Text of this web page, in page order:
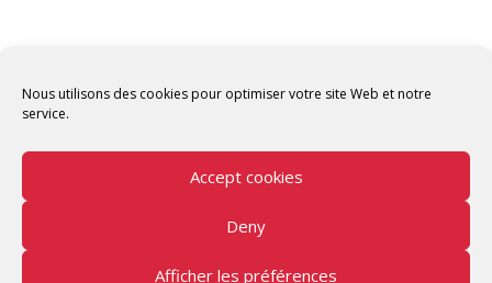
Nous utilisons des cookies pour optimiser votre site Web et notre
service.
Accept cookies
Deny
Afficher les préférences
Copyright © 2026 Tunisian Fablabs Tous droits
réservés.